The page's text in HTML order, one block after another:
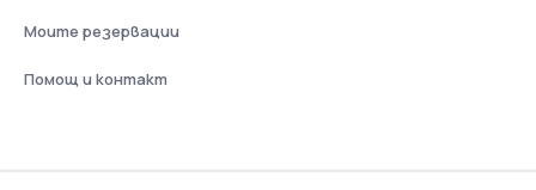
Моите резервации
Помощ и контакт